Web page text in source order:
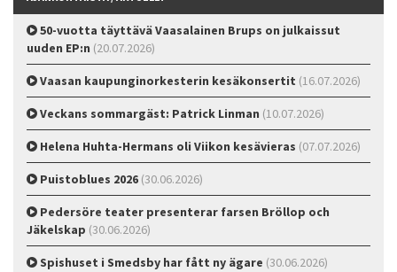
50-vuotta täyttävä Vaasalainen Brups on julkaissut
uuden EP:n (20.07.2026)
Vaasan kaupunginorkesterin kesäkonsertit (16.07.2026)
Veckans sommargäst: Patrick Linman (10.07.2026)
Helena Huhta-Hermans oli Viikon kesävieras (07.07.2026)
Puistoblues 2026 (30.06.2026)
Pedersöre teater presenterar farsen Bröllop och
Jäkelskap (30.06.2026)
Spishuset i Smedsby har fått ny ägare (30.06.2026)